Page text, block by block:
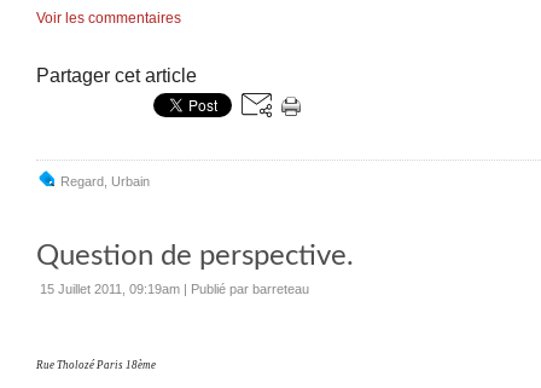
Voir les commentaires
Partager cet article
Regard Urbain
Question de perspective.
15 Juillet 2011, 09:19am | Publié par barreteau
Rue Tholozé Paris 18ème